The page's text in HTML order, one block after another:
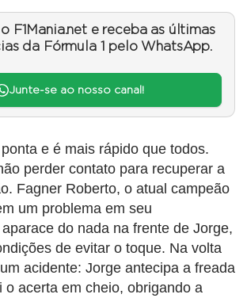
F1Mania.net e receba as últimas
da Fórmula 1 pelo WhatsApp.
Junte-se ao nosso canal!
e é mais rápido que todos.
perder contato para recuperar a
Fagner Roberto, o atual campeão
um problema em seu
do nada na frente de Jorge,
de evitar o toque. Na volta
acidente: Jorge antecipa a freada
o acerta em cheio, obrigando a